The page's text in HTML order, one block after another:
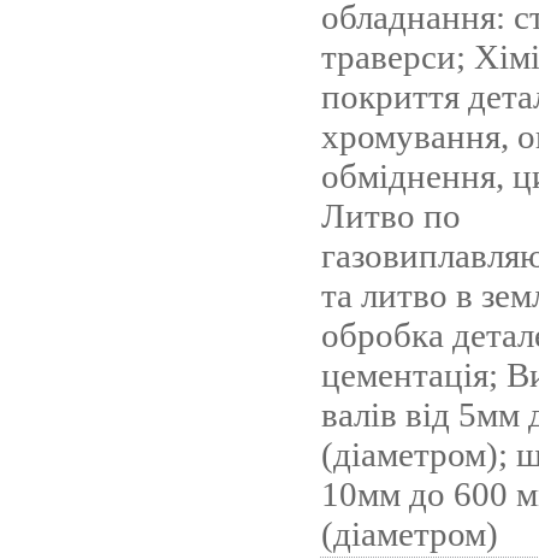
обладнання:
траверси;
покриття
хромування,
обміднення,
Литво по
та литво в
обробка
цементація;
валів від
(діаметром);
10мм до 600
(діаметром)